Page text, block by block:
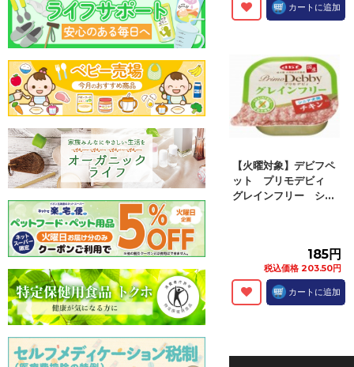
カートに追加
【火曜対象】デビフペ
ット プリモデビィ
グレインフリー シ...
185円
税込価格 203.50円
カートに追加